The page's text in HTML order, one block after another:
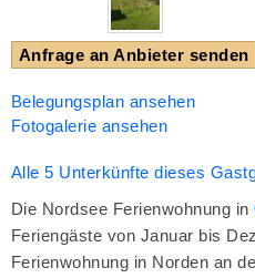
Anfrage an Anbieter senden
Belegungsplan ansehen
Fotogalerie ansehen
Alle 5 Unterkünfte dieses
Die Nordsee Ferienwohnung in
Feriengäste von Januar bis
Ferienwohnung in Norden an